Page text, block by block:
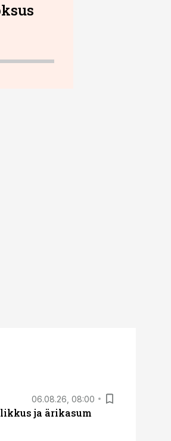
06.08.26, 08:00
ja ärikasum